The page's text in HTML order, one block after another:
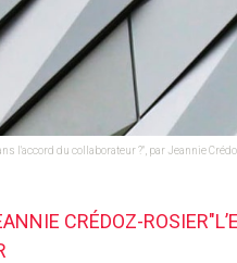
l'accord du collaborateur ?", par Jeannie
CRÉDOZ-